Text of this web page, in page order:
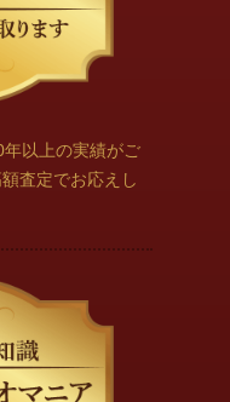
以上の実績がご
査定でお応えし